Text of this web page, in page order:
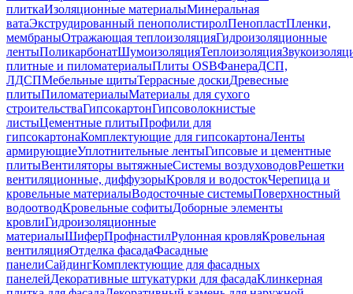
плиткаИзоляционные материалыМинеральная
ватаЭкструдированный пенополистиролПенопластПленки,
мембраныОтражающая теплоизоляцияГидроизоляционные
лентыПоликарбонатШумоизоляцияТеплоизоляция
плитные и пиломатериалыПлиты OSBФанераДСП,
ЛДСПМебельные щитыТеррасные доскиДревесные
плитыПиломатериалыМатериалы для сухого
строительстваГипсокартонГипсоволокнистые
листыЦементные плитыПрофили для
гипсокартонаКомплектующие для гипсокартонаЛенты
армирующиеУплотнительные лентыГипсовые и цементные
плитыВентиляторы вытяжныеСистемы воздуховодовРешетки
вентиляционные, диффузорыКровля и водостокЧерепица и
кровельные материалыВодосточные системыПоверхностный
водоотводКровельные софитыДоборные элементы
кровлиГидроизоляционные
материалыШиферПрофнастилРулонная кровляКровельная
вентиляцияОтделка фасадаФасадные
панелиСайдингКомплектующие для фасадных
панелейДекоративные штукатурки для фасадаКлинкерная